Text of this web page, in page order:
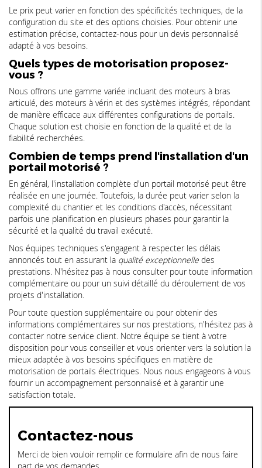
Le prix peut varier en fonction des spécificités techniques, de la
configuration du site et des options choisies. Pour obtenir une
estimation précise, contactez-nous pour un devis personnalisé
adapté à vos besoins.
Quels types de motorisation proposez-
vous ?
Nous offrons une gamme variée incluant des moteurs à bras
articulé, des moteurs à vérin et des systèmes intégrés, répondant
de manière efficace aux différentes configurations de portails.
Chaque solution est choisie en fonction de la qualité et de la
fiabilité recherchées.
Combien de temps prend l'installation d'un
portail motorisé ?
En général, l'installation complète d'un portail motorisé peut être
réalisée en une journée. Toutefois, la durée peut varier selon la
complexité du chantier et les conditions d'accès, nécessitant
parfois une planification en plusieurs phases pour garantir la
sécurité et la qualité du travail exécuté.
Nos équipes techniques s'engagent à respecter les délais
annoncés tout en assurant la qualité exceptionnelle des
prestations. N'hésitez pas à nous consulter pour toute information
complémentaire ou pour un suivi détaillé du déroulement de vos
projets d'installation.
Pour toute question supplémentaire ou pour obtenir des
informations complémentaires sur nos prestations, n'hésitez pas à
contacter notre service client. Notre équipe se tient à votre
disposition pour vous conseiller et vous orienter vers la solution la
mieux adaptée à vos besoins spécifiques en matière de
motorisation de portails électriques. Nous nous engageons à vous
fournir un accompagnement personnalisé et à garantir une
satisfaction totale.
Contactez-nous
Merci de bien vouloir remplir ce formulaire afin de nous faire
part de vos demandes.